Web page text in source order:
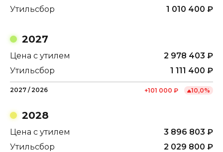
Утильсбор
1 010 400 ₽
2027
Цена с утилем 2 978 403 ₽
Утильсбор
1 111 400 ₽
2027 / 2026 +101 000 ₽ 10,0%
2028
Цена с утилем 3 896 803 ₽
Утильсбор
2 029 800 ₽